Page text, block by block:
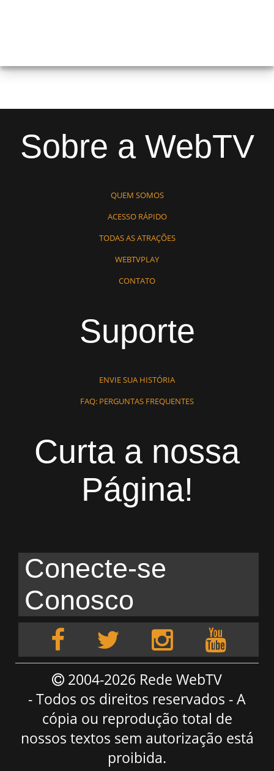
Sobre a WebTV
QUEM SOMOS
ACESSO RÁPIDO
TODAS AS ATRAÇÕES
WEBTVPLAY
CONTATO
Suporte
ENVIE SUA HISTÓRIA
FAQ: PERGUNTAS FREQUENTES
Curta a nossa
Página!
Conecte-se
Conosco
2004-2026 Rede WebTV
- Todos os direitos reservados - A
cópia ou reprodução total de
nossos textos sem autorização está
proibida.